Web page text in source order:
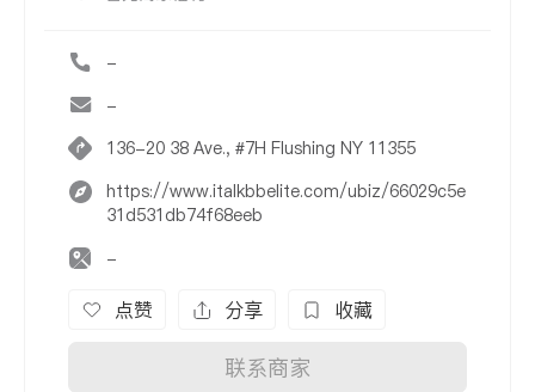
-
-
136-20 38 Ave., #7H Flushing NY 11355
https://www.italkbbelite.com/ubiz/66029c5e
31d531db74f68eeb
-
点赞 分享 收藏
联系商家